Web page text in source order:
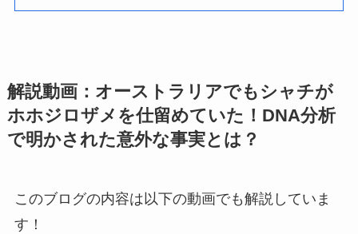
解説動画：オーストラリアでもシャチが
ホホジロザメを仕留めていた！DNA分析
で明かされた意外な事実とは？
このブログの内容は以下の動画でも解説していま
す！